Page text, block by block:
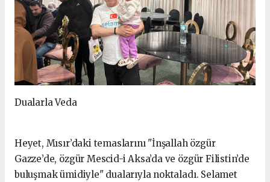
Dualarla Veda
Heyet, Mısır’daki temaslarını "İnşallah özgür
Gazze’de, özgür Mescid-i Aksa’da ve özgür Filistin’de
buluşmak ümidiyle" dualarıyla noktaladı. Selamet